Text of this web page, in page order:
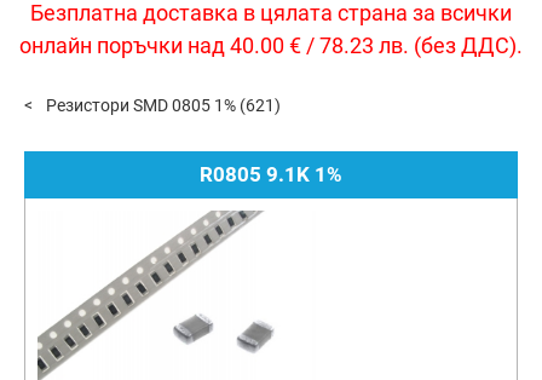
Безплатна доставка в цялата страна за всички
онлайн поръчки над 40.00 € / 78.23 лв. (без ДДС).
Резистори SMD 0805 1% (621)
R0805 9.1K 1%